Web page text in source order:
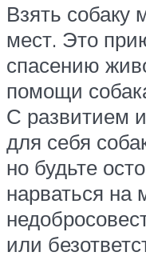
Взять собаку
мест. Это
спасению
помощи
С развитием
для себя
но будьте
нарваться на
или